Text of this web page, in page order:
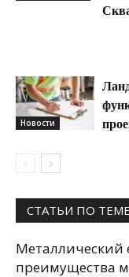
Новости
СТАТЬИ ПО ТЕМЕ
Металлический
преимущества